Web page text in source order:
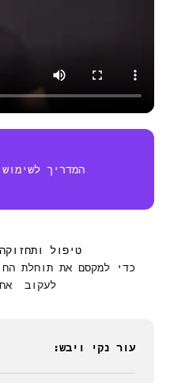
המדריך
טיפול
כדי למקסם את תוחלת
לעקוב
עור נקי ויבש: